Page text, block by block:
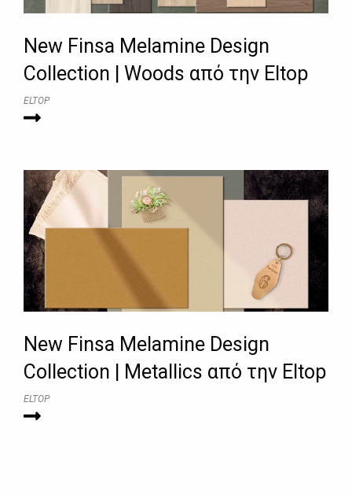
New Finsa Melamine Design
Collection | Woods από την Eltop
ELTOP
New Finsa Melamine Design
Collection | Metallics από την Eltop
ELTOP